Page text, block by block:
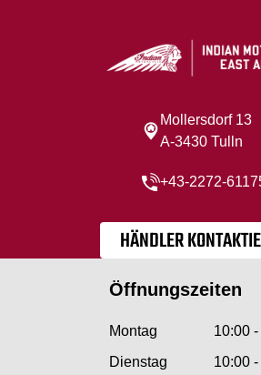
Mollersdorf 13
A-3430 Tulln
+43-2272-
HÄNDLER
Öffnungszeiten
Montag
10:00
Dienstag
10:00